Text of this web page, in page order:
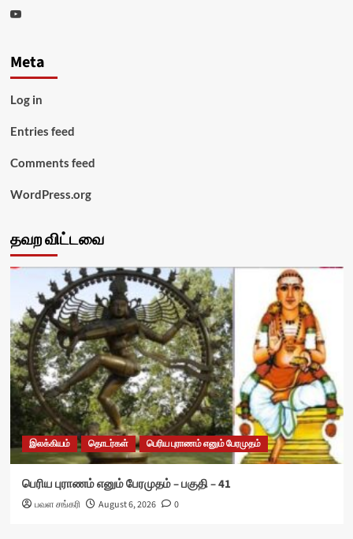
Youtube
Meta
Log in
Entries feed
Comments feed
WordPress.org
தவற விட்டவை
இலக்கியம் தொடர்கள் பெரிய புராணம் எனும் பேரமுதம்
பெரிய புராணம் எனும் பேரமுதம் – பகுதி – 41
பவள சங்கரி August 6, 2026 0